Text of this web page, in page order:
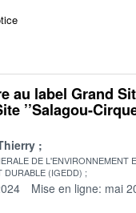
au label Grand
’’Salagou-
DE L'ENVIRONNEMENT
DURABLE (IGEDD)
Mise en ligne: mai